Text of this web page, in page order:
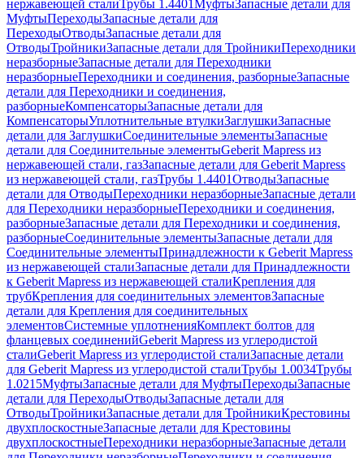
нержавеющей сталиТрубы 1.4401МуфтыЗапасные детали для
МуфтыПереходыЗапасные детали для
ПереходыОтводыЗапасные детали для
ОтводыТройникиЗапасные детали для ТройникиПереходники
неразборныеЗапасные детали для Переходники
неразборныеПереходники и соединения, разборныеЗапасные
детали для Переходники и соединения,
разборныеКомпенсаторыЗапасные детали для
КомпенсаторыУплотнительные втулкиЗаглушкиЗапасные
детали для ЗаглушкиСоединительные элементыЗапасные
детали для Соединительные элементыGeberit Mapress из
нержавеющей стали, газЗапасные детали для Geberit Mapress
из нержавеющей стали, газТрубы 1.4401ОтводыЗапасные
детали для ОтводыПереходники неразборныеЗапасные детали
для Переходники неразборныеПереходники и соединения,
разборныеЗапасные детали для Переходники и соединения,
разборныеСоединительные элементыЗапасные детали для
Соединительные элементыПринадлежности к Geberit Mapress
из нержавеющей сталиЗапасные детали для Принадлежности
к Geberit Mapress из нержавеющей сталиКрепления для
трубКрепления для соединительных элементовЗапасные
детали для Крепления для соединительных
элементовСистемные уплотненияКомплект болтов для
фланцевых соединенийGeberit Mapress из углеродистой
сталиGeberit Mapress из углеродистой сталиЗапасные детали
для Geberit Mapress из углеродистой сталиТрубы 1.0034Трубы
1.0215МуфтыЗапасные детали для МуфтыПереходыЗапасные
детали для ПереходыОтводыЗапасные детали для
ОтводыТройникиЗапасные детали для ТройникиКрестовины
двухплоскостныеЗапасные детали для Крестовины
двухплоскостныеПереходники неразборныеЗапасные детали